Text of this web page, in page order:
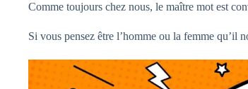
Comme toujours chez nous, le maître mot est
Si vous pensez être l’homme ou la femme qu’il